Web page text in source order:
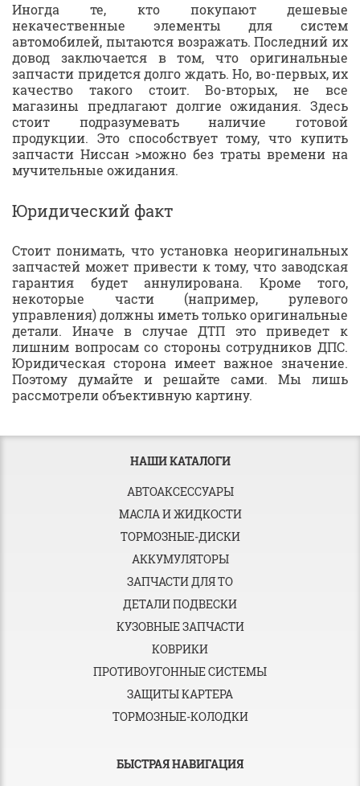
Иногда те, кто покупают дешевые
некачественные элементы для систем
автомобилей, пытаются возражать. Последний их
довод заключается в том, что оригинальные
запчасти придется долго ждать. Но, во-первых, их
качество такого стоит. Во-вторых, не все
магазины предлагают долгие ожидания. Здесь
стоит подразумевать наличие готовой
продукции. Это способствует тому, что купить
запчасти Ниссан >можно без траты времени на
мучительные ожидания.
Юридический факт
Стоит понимать, что установка неоригинальных
запчастей может привести к тому, что заводская
гарантия будет аннулирована. Кроме того,
некоторые части (например, рулевого
управления) должны иметь только оригинальные
детали. Иначе в случае ДТП это приведет к
лишним вопросам со стороны сотрудников ДПС.
Юридическая сторона имеет важное значение.
Поэтому думайте и решайте сами. Мы лишь
рассмотрели объективную картину.
НАШИ КАТАЛОГИ
АВТОАКСЕССУАРЫ
МАСЛА И ЖИДКОСТИ
ТОРМОЗНЫЕ-ДИСКИ
АККУМУЛЯТОРЫ
ЗАПЧАСТИ ДЛЯ ТО
ДЕТАЛИ ПОДВЕСКИ
КУЗОВНЫЕ ЗАПЧАСТИ
КОВРИКИ
ПРОТИВОУГОННЫЕ СИСТЕМЫ
ЗАЩИТЫ КАРТЕРА
ТОРМОЗНЫЕ-КОЛОДКИ
БЫСТРАЯ НАВИГАЦИЯ